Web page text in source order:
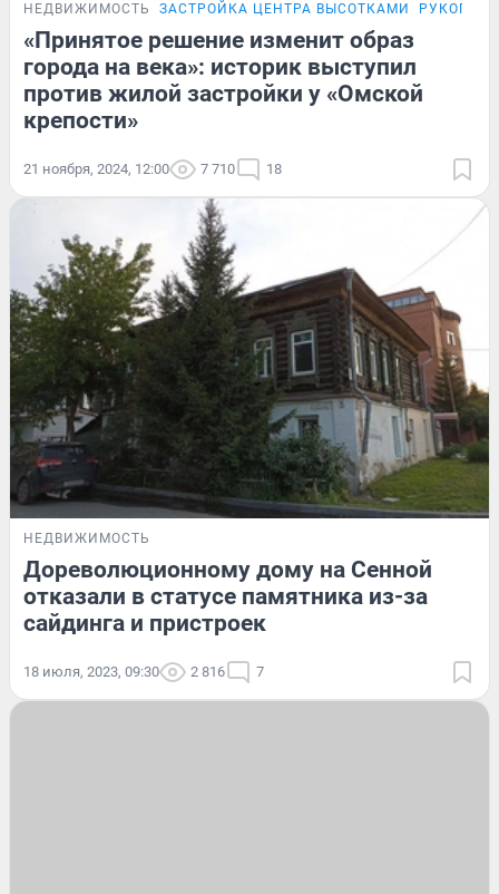
НЕДВИЖИМОСТЬ ЗАСТРОЙКА ЦЕНТРА ВЫСОТКАМИ
«Принятое решение изменит образ
города на века»: историк выступил
против жилой застройки у «Омской
крепости»
21 ноября, 2024, 12:00 7 710 18
НЕДВИЖИМОСТЬ
Дореволюционному дому на Сенной
отказали в статусе памятника из-за
сайдинга и пристроек
18 июля, 2023, 09:30 2 816 7